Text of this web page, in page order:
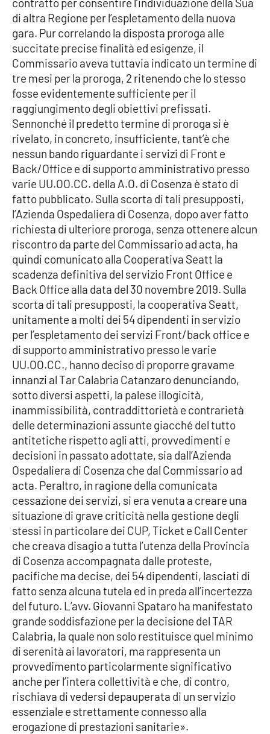
SPECIALI
Buona Sanità Calabria
LA
CALABRIAVISIONE
Destinazioni
Eventi
Food
Storie
LAC
NETWORK
Lacplay.it
Lactv.it
Laconair.it
Lacitymag.it
Lacapitalenews.it
Ilreggino.it
Cosenzachannel.it
Ilvibonese.it
Catanzarochannel.it
APP
Android
Apple
di altra Regione per l’espletamento della nuova
gara. Pur correlando la disposta proroga alle
succitate precise finalità ed esigenze, il
Commissario aveva tuttavia indicato un termine di
tre mesi per la proroga, 2 ritenendo che lo stesso
fosse evidentemente sufficiente per il
raggiungimento degli obiettivi prefissati.
Sennonché il predetto termine di proroga si è
rivelato, in concreto, insufficiente, tant’è che
nessun bando riguardante i servizi di Front e
Back/Office e di supporto amministrativo presso
varie UU.OO.CC. della A.O. di Cosenza è stato di
fatto pubblicato. Sulla scorta di tali presupposti,
l’Azienda Ospedaliera di Cosenza, dopo aver fatto
richiesta di ulteriore proroga, senza ottenere alcun
riscontro da parte del Commissario ad acta, ha
quindi comunicato alla Cooperativa Seatt la
scadenza definitiva del servizio Front Office e
Back Office alla data del 30 novembre 2019. Sulla
scorta di tali presupposti, la cooperativa Seatt,
unitamente a molti dei 54 dipendenti in servizio
per l’espletamento dei servizi Front/back office e
di supporto amministrativo presso le varie
UU.OO.CC., hanno deciso di proporre gravame
innanzi al Tar Calabria Catanzaro denunciando,
sotto diversi aspetti, la palese illogicità,
inammissibilità, contraddittorietà e contrarietà
delle determinazioni assunte giacché del tutto
antitetiche rispetto agli atti, provvedimenti e
decisioni in passato adottate, sia dall’Azienda
Ospedaliera di Cosenza che dal Commissario ad
acta. Peraltro, in ragione della comunicata
cessazione dei servizi, si era venuta a creare una
situazione di grave criticità nella gestione degli
stessi in particolare dei CUP, Ticket e Call Center
che creava disagio a tutta l’utenza della Provincia
di Cosenza accompagnata dalle proteste,
pacifiche ma decise, dei 54 dipendenti, lasciati di
fatto senza alcuna tutela ed in preda all’incertezza
del futuro. L’avv. Giovanni Spataro ha manifestato
grande soddisfazione per la decisione del TAR
Calabria, la quale non solo restituisce quel minimo
di serenità ai lavoratori, ma rappresenta un
provvedimento particolarmente significativo
anche per l’intera collettività e che, di contro,
rischiava di vedersi depauperata di un servizio
essenziale e strettamente connesso alla
erogazione di prestazioni sanitarie».